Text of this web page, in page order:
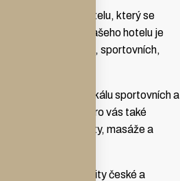
rodinném hotelu, který se
Koncept našeho hotelu je
firemních, sportovních,
využít širokou škálu sportovních a
hotelu. Rádi pro vás také
outdoorové aktivity, masáže a
ochutnat speciality české a